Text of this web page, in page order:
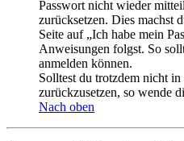
Passwort nicht wieder
zurücksetzen. Dies machst
Seite auf „Ich habe mein
Anweisungen folgst. So
anmelden können.
Solltest du trotzdem nicht
zurückzusetzen, so wende
Nach oben